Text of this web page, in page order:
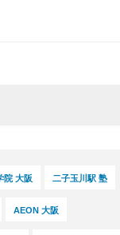
院 大阪 二子玉川駅 塾
AEON 大阪